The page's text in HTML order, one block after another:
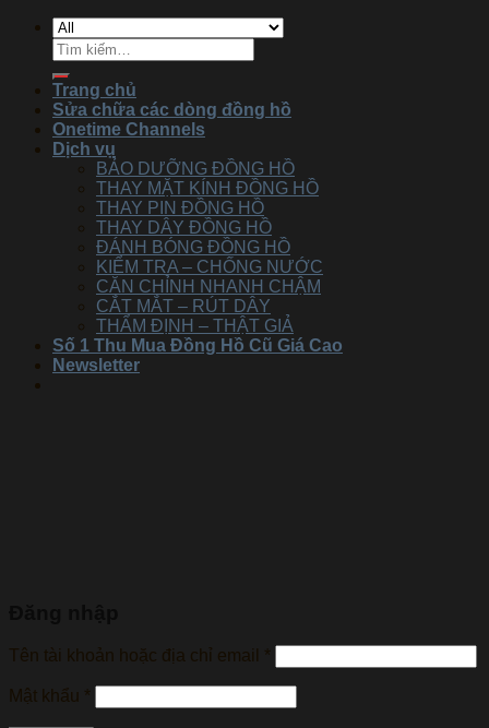
Trang chủ
Sửa chữa các dòng đồng hồ
Onetime Channels
Dịch vụ
BẢO DƯỠNG ĐỒNG HỒ
THAY MẶT KÍNH ĐỒNG HỒ
THAY PIN ĐỒNG HỒ
THAY DÂY ĐỒNG HỒ
ĐÁNH BÓNG ĐỒNG HỒ
KIỂM TRA – CHỐNG NƯỚC
CĂN CHỈNH NHANH CHẬM
CẮT MẮT – RÚT DÂY
THẨM ĐỊNH – THẬT GIẢ
Số 1 Thu Mua Đồng Hồ Cũ Giá Cao
Newsletter
Tên tài khoản hoặc địa chỉ email *
Mật khẩu *